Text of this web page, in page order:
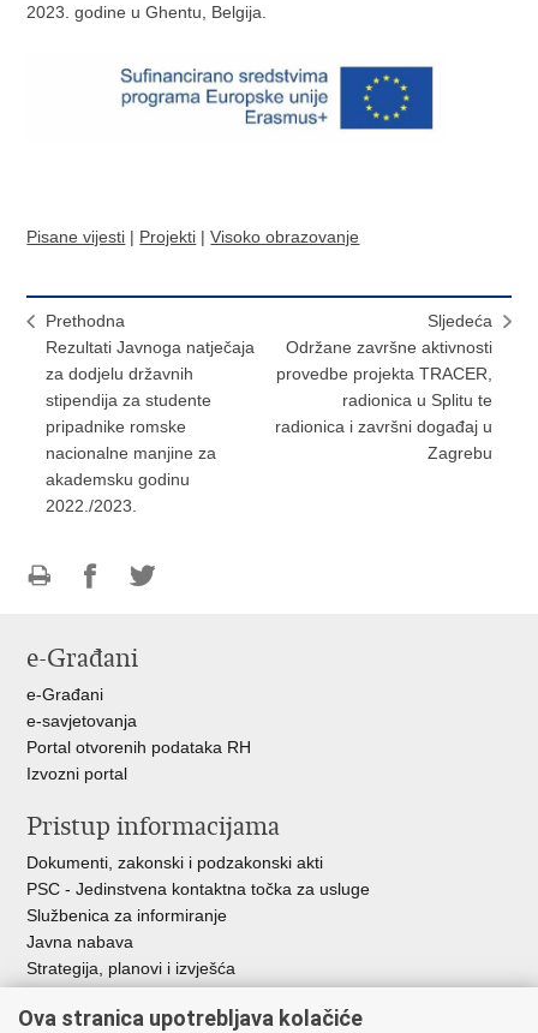
2023. godine u Ghentu, Belgija.
Pisane vijesti | Projekti |Visoko obrazovanje
Prethodna
Rezultati Javnoga natječaja
za dodjelu državnih
stipendija za studente
pripadnike romske
nacionalne manjine za
akademsku godinu
2022./2023.
Sljedeća
Održane završne aktivnosti
provedbe projekta TRACER,
radionica u Splitu te
radionica i završni događaj u
Zagrebu
FacebookuTwitteru
e-Građani
e-Građani
e-savjetovanja
Portal otvorenih podataka RH
Izvozni portal
Pristup informacijama
Dokumenti, zakonski i podzakonski akti
PSC - Jedinstvena kontaktna točka za usluge
Službenica za informiranje
Javna nabava
Strategija, planovi i izvješća
Ova stranica upotrebljava kolačiće